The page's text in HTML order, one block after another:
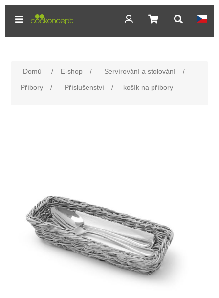
Domů / E-shop / Servírování a stolování
/
Příbory
/ Příslušenství / košík na příbory